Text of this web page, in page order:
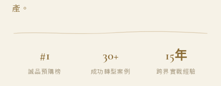
產。
#1
誠品預購榜
30+
成功轉型案例
15年
跨界實戰經驗